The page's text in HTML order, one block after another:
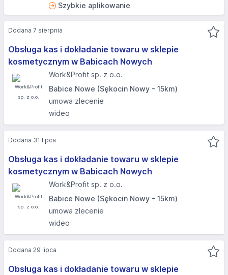
Szybkie aplikowanie
Obsługa kas i dokładanie towaru w sklepie
kosmetycznym w Babicach Nowych
Work&Profit sp. z o.o.
Babice Nowe (Sękocin Nowy - 15km)
umowa zlecenie
wideo
Dodana 7 sierpnia
Obsługa kas i dokładanie towaru w sklepie
kosmetycznym w Babicach Nowych
Work&Profit sp. z o.o.
Babice Nowe (Sękocin Nowy - 15km)
umowa zlecenie
wideo
Dodana 31 lipca
Obsługa kas i dokładanie towaru w sklepie
Dodana 29 lipca